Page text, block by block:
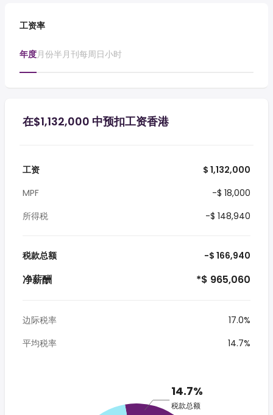
工资率
年度月份半月刊每周日小时
在$1,132,000 中预扣工资香港
工资
$ 1,132,000
MPF
-$ 18,000
所得税
-$ 148,940
税款总额 -$ 166,940
净薪酬 *$ 965,060
边际税率
17.0%
平均税率
14.7%
14.7%
税款总额